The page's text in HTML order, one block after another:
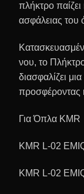
πλήκτρο
ασφάλειας του
νου, το
διασφαλίζει
προσφέροντας
Για Όπλα KMR
KMR L-02
KMR L-02